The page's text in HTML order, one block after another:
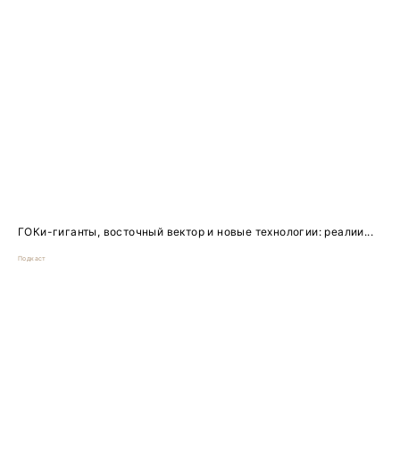
ГОКи-гиганты, восточный вектор и новые технологии: реалии...
Подкаст